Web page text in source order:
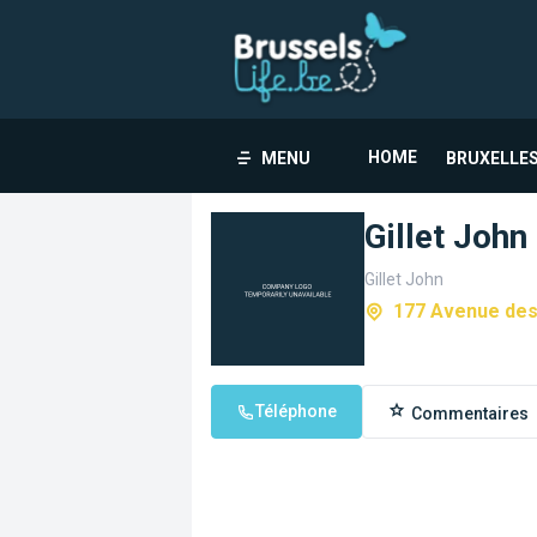
MENU HOME
Gillet John
Gillet John
177 Avenue
Téléphone Commentaires